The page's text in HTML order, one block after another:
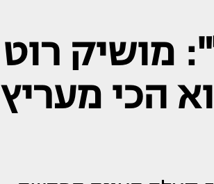
מושיק רוט
הכי מעריץ